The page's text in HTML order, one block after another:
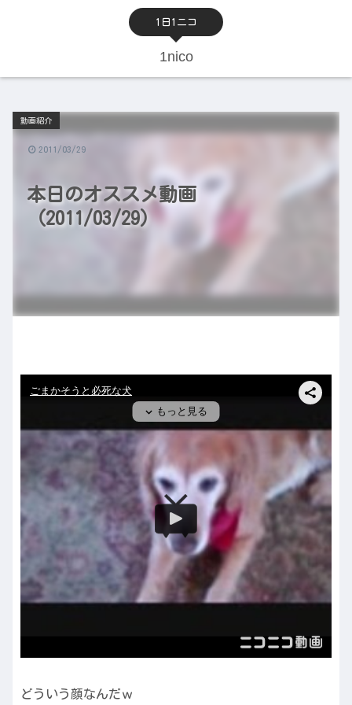
1日1ニコ
1nico
本日のオススメ動画
（2011/03/29）
動画紹介
2011/03/29
どういう顔なんだｗ